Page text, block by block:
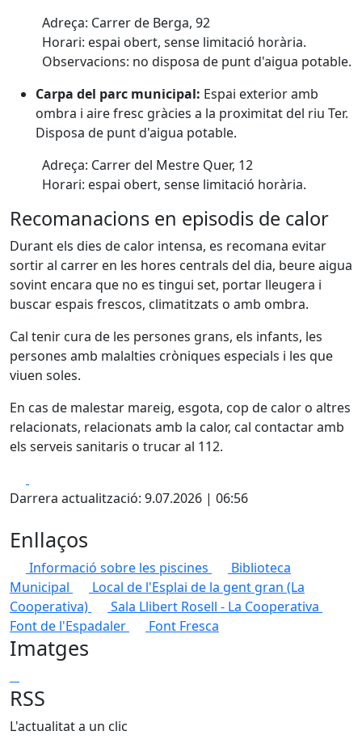
Adreça: Carrer de Berga, 92
Horari: espai obert, sense limitació horària.
Observacions: no disposa de punt d'aigua potable.
Carpa del parc municipal: Espai exterior amb
ombra i aire fresc gràcies a la proximitat del riu Ter.
Disposa de punt d'aigua potable.
Adreça: Carrer del Mestre Quer, 12
Horari: espai obert, sense limitació horària.
Recomanacions en episodis de calor
Durant els dies de calor intensa, es recomana evitar
sortir al carrer en les hores centrals del dia, beure aigua
sovint encara que no es tingui set, portar lleugera i
buscar espais frescos, climatitzats o amb ombra.
Cal tenir cura de les persones grans, els infants, les
persones amb malalties cròniques especials i les que
viuen soles.
En cas de malestar mareig, esgota, cop de calor o altres
relacionats, relacionats amb la calor, cal contactar amb
els serveis sanitaris o trucar al 112.
Darrera actualització: 9.07.2026 | 06:56
Enllaços
Informació sobre les piscines
Biblioteca
Municipal
Local de l'Esplai de la gent gran (La
Cooperativa)
Sala Llibert Rosell - La Cooperativa
Font de l'Espadaler
Font Fresca
Imatges
RSS
L'actualitat a un clic